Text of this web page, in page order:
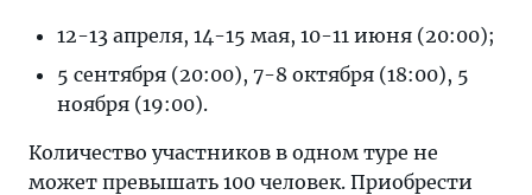
12-13 апреля, 14-15 мая, 10-11 июня (20:00);
5 сентября (20:00), 7-8 октября (18:00), 5
ноября (19:00).
Количество участников в одном туре не
может превышать 100 человек. Приобрести